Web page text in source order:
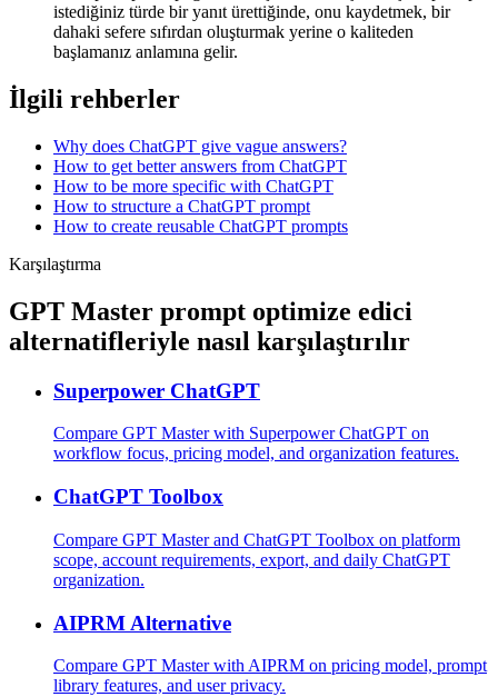
istediğiniz türde bir yanıt ürettiğinde, onu kaydetmek, bir
dahaki sefere sıfırdan oluşturmak yerine o kaliteden
başlamanız anlamına gelir.
İlgili rehberler
Why does ChatGPT give vague answers?
How to get better answers from ChatGPT
How to be more specific with ChatGPT
How to structure a ChatGPT prompt
How to create reusable ChatGPT prompts
Karşılaştırma
GPT Master prompt optimize edici
alternatifleriyle nasıl karşılaştırılır
Superpower ChatGPT
Compare GPT Master with Superpower ChatGPT on
workflow focus, pricing model, and organization features.
ChatGPT Toolbox
Compare GPT Master and ChatGPT Toolbox on platform
scope, account requirements, export, and daily ChatGPT
organization.
AIPRM Alternative
Compare GPT Master with AIPRM on pricing model, prompt
library features, and user privacy.